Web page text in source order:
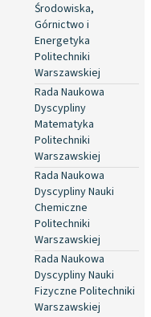
Środowiska,
Górnictwo i
Energetyka
Politechniki
Warszawskiej
Rada Naukowa
Dyscypliny
Matematyka
Politechniki
Warszawskiej
Rada Naukowa
Dyscypliny Nauki
Chemiczne
Politechniki
Warszawskiej
Rada Naukowa
Dyscypliny Nauki
Fizyczne Politechniki
Warszawskiej